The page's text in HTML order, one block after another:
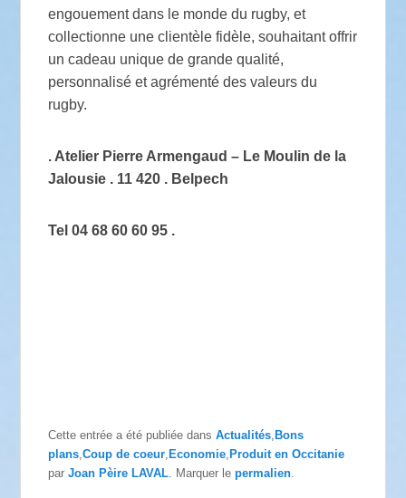
engouement dans le monde du rugby, et
collectionne une clientèle fidèle, souhaitant offrir
un cadeau unique de grande qualité,
personnalisé et agrémenté des valeurs du
rugby.
. Atelier Pierre Armengaud – Le Moulin de la
Jalousie . 11 420 . Belpech
Tel 04 68 60 60 95 .
Cette entrée a été publiée dansActualités ,Bons
plans ,Coup de coeur ,Economie ,Produit en Occitanie
parJoan Pèire LAVAL . Marquer lepermalien